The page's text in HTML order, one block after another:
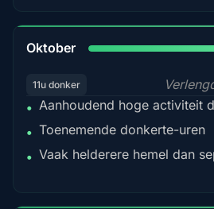
Oktober
11u donker
• Aanhoudend hoge activiteit
• Toenemende donkerte-uren
• Vaak helderere hemel dan